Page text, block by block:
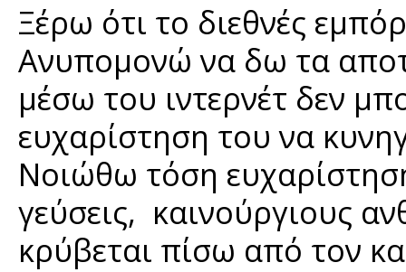
Ξέρω ότι το διεθνές
Ανυπομονώ να δω τα
μέσω του ιντερνέτ δεν
ευχαρίστηση του να
Νοιώθω τόση
γεύσεις, καινούργιους
κρύβεται πίσω από τον